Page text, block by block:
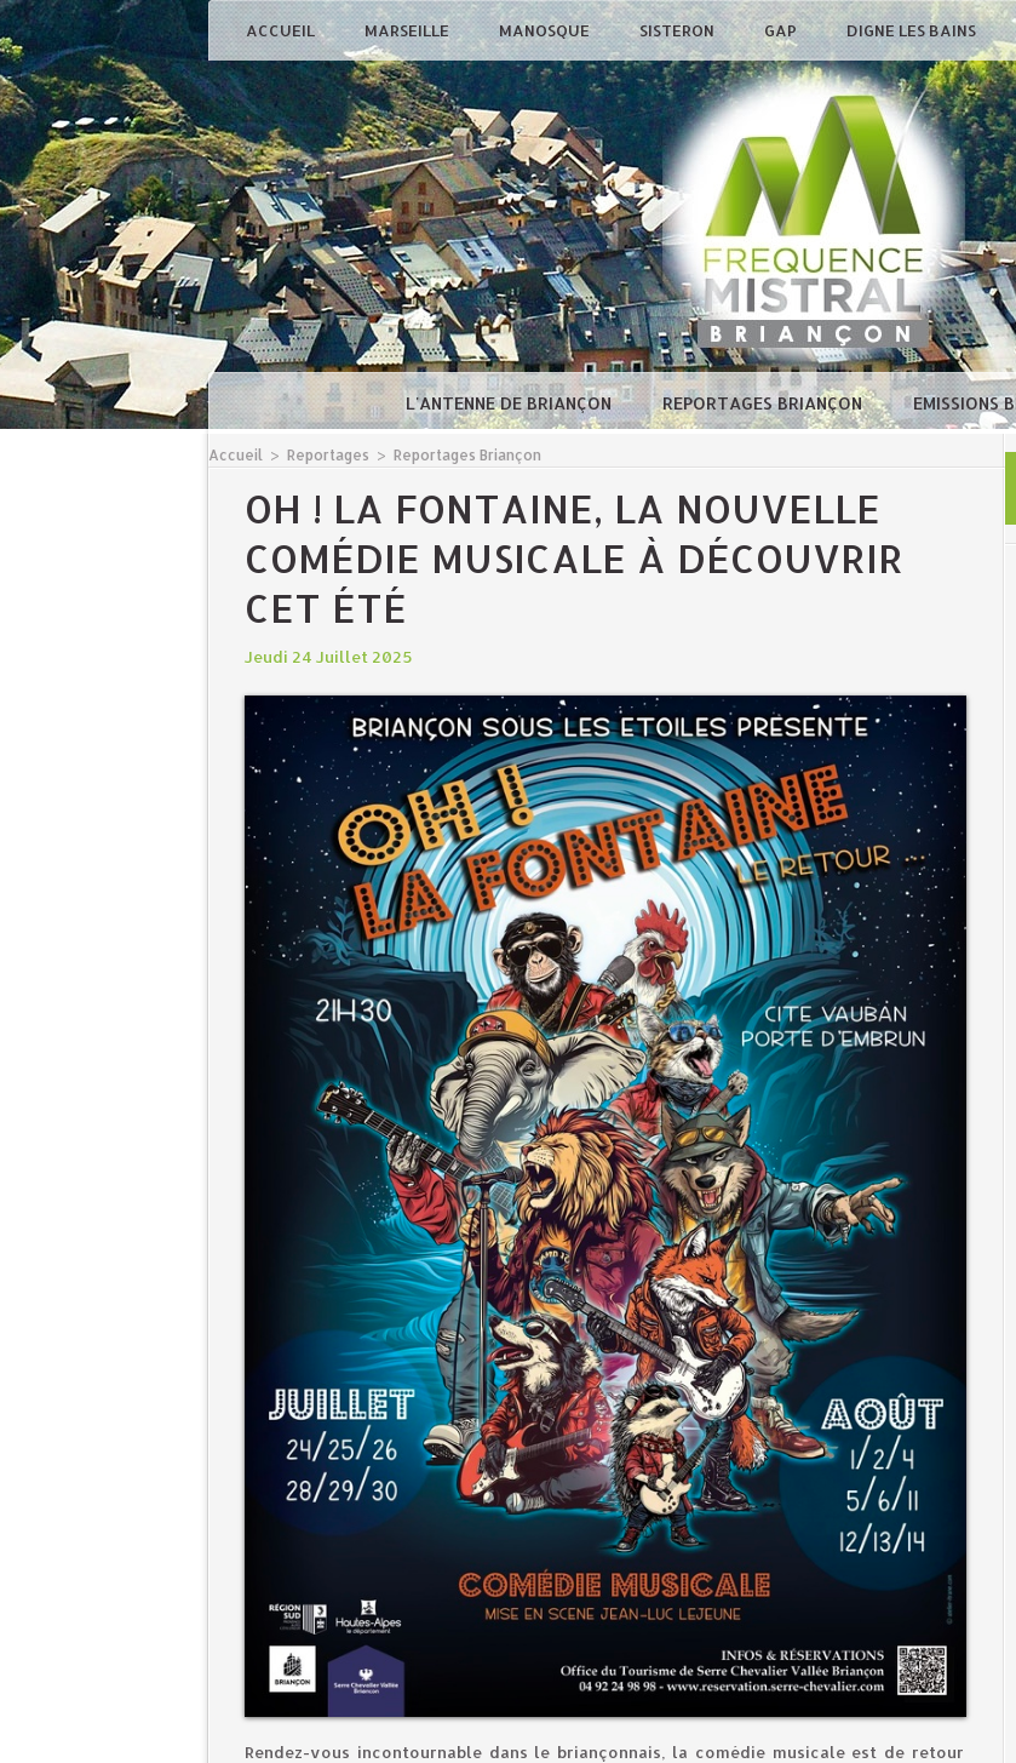
ACCUEIL MARSEILLE MANOSQUE SISTERON GAP DIGNE LES BAINS
L'ANTENNE DE BRIANÇON REPORTAGES BRIANÇON EMISSIONS
Accueil > Reportages > Reportages Briançon
OH ! LA FONTAINE, LA NOUVELLE
COMÉDIE MUSICALE À DÉCOUVRIR
CET ÉTÉ
Jeudi 24 Juillet 2025
Rendez-vous incontournable dans le briançonnais, la comédie musicale est de retour